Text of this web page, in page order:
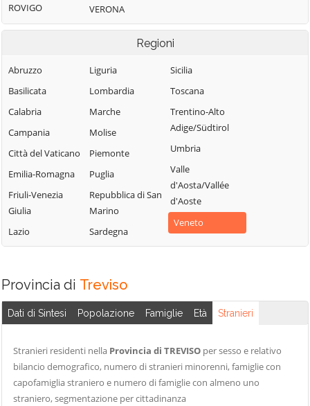
Godego
Tomba
Cessalto
Chiarano
Cimadolmo
Cison di
Valmarino
Codognè
Colle Umberto
Conegliano
Cordignano
Crocetta del
Montello
Follina
Fontanelle
Fonte
Monfumo
Montebelluna
Moriago della
Battaglia
Motta di Livenza
Nervesa della
Battaglia
Oderzo
Ormelle
Orsago
Paese
Pederobba
Pieve di Soligo
Ponte di Piave
Portobuffolè
Povegliano
Sarmede
Sernaglia della
Battaglia
Silea
Spresiano
Susegana
Tarzo
Treviso
Valdobbiadene
Villorba
Volpago del
Zenson di Piave
ROVIGO
VERONA
Regioni
Abruzzo
Basilicata
Calabria
Campania
Città del Vaticano
Emilia-Romagna
Friuli-Venezia
Giulia
Lazio
Liguria
Lombardia
Marche
Molise
Piemonte
Puglia
Repubblica di San
Marino
Sardegna
Sicilia
Toscana
Trentino-Alto
Adige/Südtirol
Umbria
Valle
d'Aosta/Vallée
d'Aoste
Veneto
Provincia di Treviso
Dati di Sintesi Popolazione Famiglie Età Stranieri
Stranieri residenti nella Provincia di TREVISO per sesso e relativo
bilancio demografico, numero di stranieri minorenni, famiglie con
capofamiglia straniero e numero di famiglie con almeno uno
straniero, segmentazione per cittadinanza